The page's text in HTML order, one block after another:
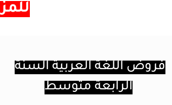
...
فروض اللغة العربية السنة
الرابعة متوسط